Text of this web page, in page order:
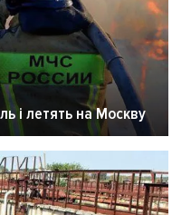
і летять на Москву